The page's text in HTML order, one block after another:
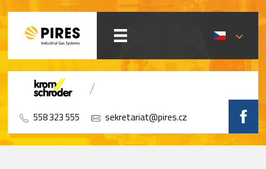
558 323 555 sekretariat@pires.cz